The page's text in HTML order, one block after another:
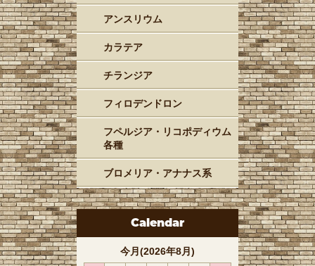
アンスリウム
カラテア
チランジア
フィロデンドロン
フペルジア・リコポディウム
各種
ブロメリア・アナナス系
Calendar
今月(2026年8月)